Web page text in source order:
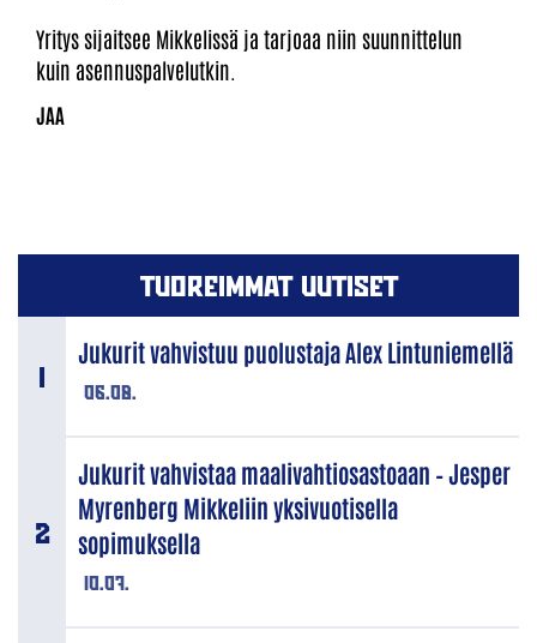
Yritys sijaitsee Mikkelissä ja tarjoaa niin suunnittelun
kuin asennuspalvelutkin.
TUOREIMMAT UUTISET
06.08.
Jukurit vahvistuu puolustaja Alex Lintuniemellä
10.07.
Jukurit vahvistaa maalivahtiosastoaan – Jesper
Myrenberg Mikkeliin yksivuotisella
sopimuksella